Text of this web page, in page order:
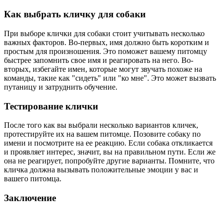
Как выбрать кличку для собаки
При выборе клички для собаки стоит учитывать несколько
важных факторов. Во-первых, имя должно быть коротким и
простым для произношения. Это поможет вашему питомцу
быстрее запомнить свое имя и реагировать на него. Во-
вторых, избегайте имен, которые могут звучать похоже на
команды, такие как "сидеть" или "ко мне". Это может вызвать
путаницу и затруднить обучение.
Тестирование клички
После того как вы выбрали несколько вариантов кличек,
протестируйте их на вашем питомце. Позовите собаку по
имени и посмотрите на ее реакцию. Если собака откликается
и проявляет интерес, значит, вы на правильном пути. Если же
она не реагирует, попробуйте другие варианты. Помните, что
кличка должна вызывать положительные эмоции у вас и
вашего питомца.
Заключение